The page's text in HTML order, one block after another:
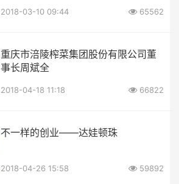
2018-03-10 09:44 65562
重庆市涪陵榨菜集团股份有限公司董
事长周斌全
2018-04-18 11:18 66822
不一样的创业——达娃顿珠
2018-04-26 15:58 59892